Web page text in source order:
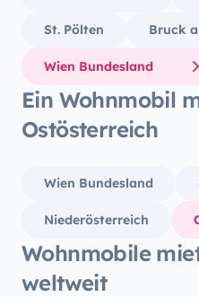
Fragen weiter.
St. Pölten Bruck
Wien Bundesland
Ein Wohnmobil
Ostösterreich
Wien Bundesland
Niederösterreich
Wohnmobile
weltweit